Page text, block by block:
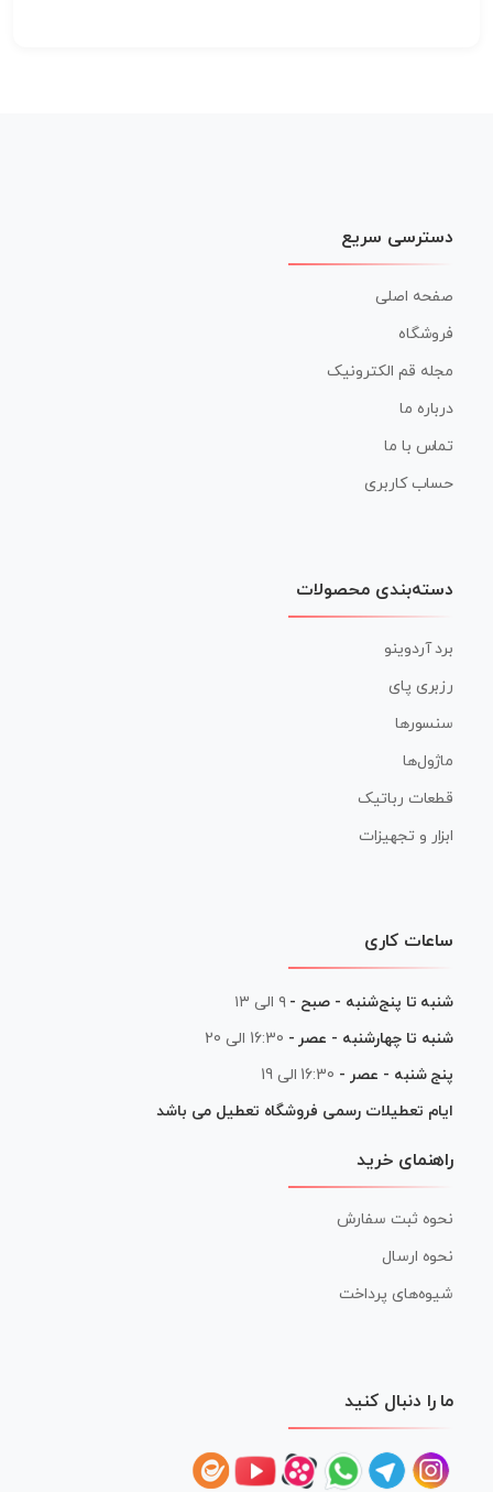
دسترسی سریع
صفحه اصلی
فروشگاه
مجله قم الکترونیک
درباره ما
تماس با ما
حساب کاربری
دسته‌بندی محصولات
برد آردوینو
رزبری پای
سنسورها
ماژول‌ها
قطعات رباتیک
ابزار و تجهیزات
ساعات کاری
شنبه تا پنج‌شنبه - صبح - ۹ الی ۱۳
شنبه تا چهارشنبه - عصر - 16:30 الی 20
پنج شنبه - عصر - 16:30 الی 19
ایام تعطیلات رسمی فروشگاه تعطیل می باشد
راهنمای خرید
نحوه ثبت سفارش
نحوه ارسال
شیوه‌های پرداخت
ما را دنبال کنید